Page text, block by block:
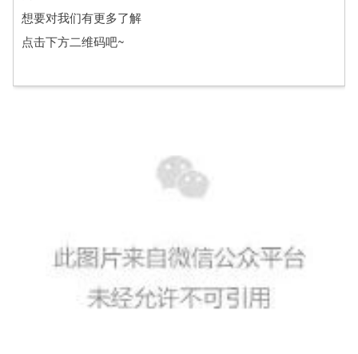
想要对我们有更多了解
点击下方二维码吧~